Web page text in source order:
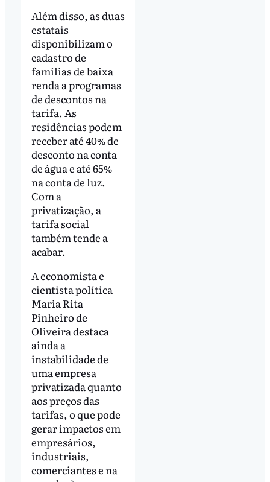
Além disso, as duas
estatais
disponibilizam o
cadastro de
famílias de baixa
renda a programas
de descontos na
tarifa. As
residências podem
receber até 40% de
desconto na conta
de água e até 65%
na conta de luz.
Com a
privatização, a
tarifa social
também tende a
acabar.
A economista e
cientista política
Maria Rita
Pinheiro de
Oliveira destaca
ainda a
instabilidade de
uma empresa
privatizada quanto
aos preços das
tarifas, o que pode
gerar impactos em
empresários,
industriais,
comerciantes e na